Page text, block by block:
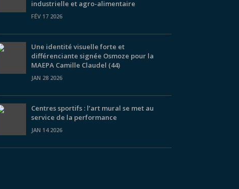
industrielle et agro-alimentaire
FÉV 17 2026
Une identité visuelle forte et
différenciante signée Osmoze pour la
MAEPA Camille Claudel (44)
JAN 28 2026
Centres sportifs : l’art mural se met au
service de la performance
JAN 14 2026